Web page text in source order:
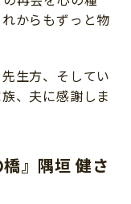
からもずっと物
生方、そしてい
、夫に感謝しま
』隅垣 健さ